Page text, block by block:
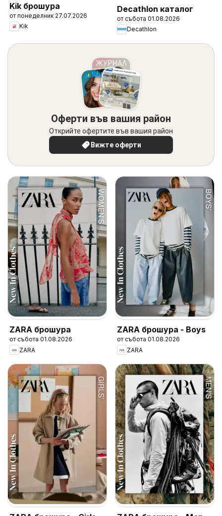
Kik брошура
от понеделник 27.07.2026
Kik
Decathlon каталог
от събота 01.08.2026
Decathlon
Оферти във вашия район
Открийте офертите във вашия район
Вижте оферти
ZARA брошура
от събота 01.08.2026
ZARA
ZARA брошура - Boys
от събота 01.08.2026
ZARA